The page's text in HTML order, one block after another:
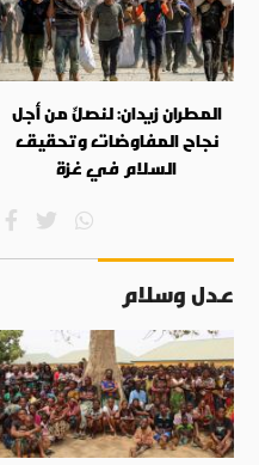
المطران زيدان: لنصلِّ من أجل
نجاح المفاوضات وتحقيق
السلام في غزة
عدل وسلام